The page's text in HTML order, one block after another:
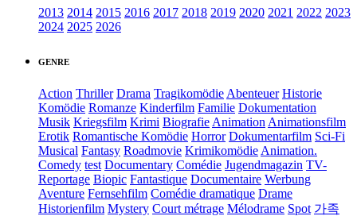
2013 2014 2015 2016 2017 2018 2019 2020 2021 2022 2023
2024 2025 2026
GENRE
Action Thriller Drama Tragikomödie Abenteuer Historie
Komödie Romanze Kinderfilm Familie Dokumentation
Musik Kriegsfilm Krimi Biografie Animation Animationsfilm
Erotik Romantische Komödie Horror Dokumentarfilm Sci-Fi
Musical Fantasy Roadmovie Krimikomödie Animation.
Comedy test Documentary Comédie Jugendmagazin TV-
Reportage Biopic Fantastique Documentaire Werbung
Aventure Fernsehfilm Comédie dramatique Drame
Historienfilm Mystery Court métrage Mélodrame Spot 가족